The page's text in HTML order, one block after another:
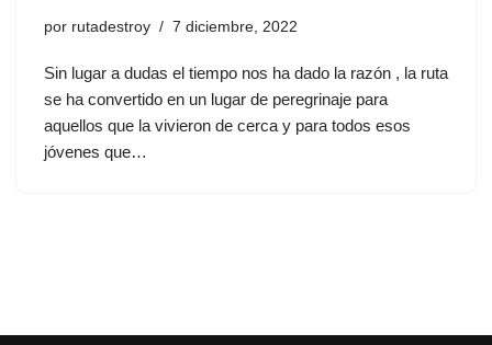
por rutadestroy 7 diciembre, 2022
Sin lugar a dudas el tiempo nos ha dado la razón , la ruta
se ha convertido en un lugar de peregrinaje para
aquellos que la vivieron de cerca y para todos esos
jóvenes que…